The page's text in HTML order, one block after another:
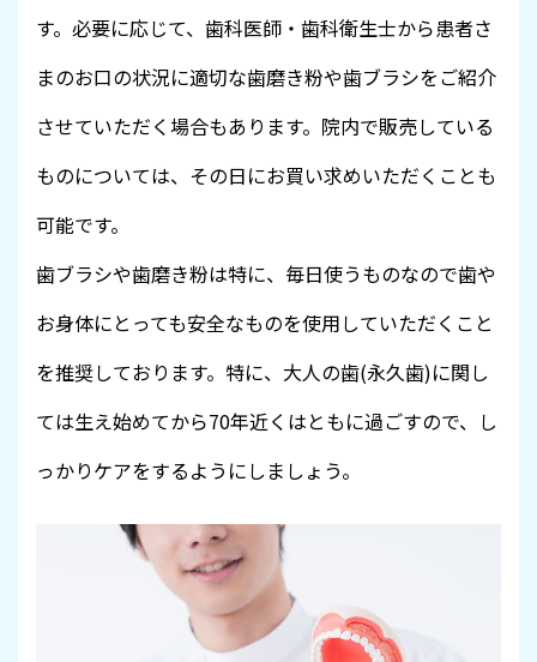
す。必要に応じて、歯科医師・歯科衛生士から患者さ
まのお口の状況に適切な歯磨き粉や歯ブラシをご紹介
させていただく場合もあります。院内で販売している
ものについては、その日にお買い求めいただくことも
可能です。
歯ブラシや歯磨き粉は特に、毎日使うものなので歯や
お身体にとっても安全なものを使用していただくこと
を推奨しております。特に、大人の歯(永久歯)に関し
ては生え始めてから70年近くはともに過ごすので、し
っかりケアをするようにしましょう。